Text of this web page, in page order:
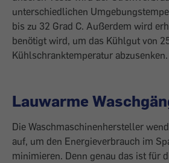
unterschiedlichen
bis zu 32 Grad C. Außerdem wird
benötigt wird, um das Kühlgut von
Kühlschranktemperatur abzusenken.
Lauwarme
Die Waschmaschinenhersteller
auf, um den Energieverbrauch im
minimieren. Denn genau das ist für